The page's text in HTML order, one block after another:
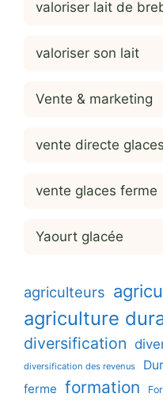
valoriser lait de
valoriser son lait
Vente & marketing
vente directe glaces
vente glaces ferme
Yaourt glacée
agriculteurs
agriculture
diversification
diversification des revenus
ferme formation